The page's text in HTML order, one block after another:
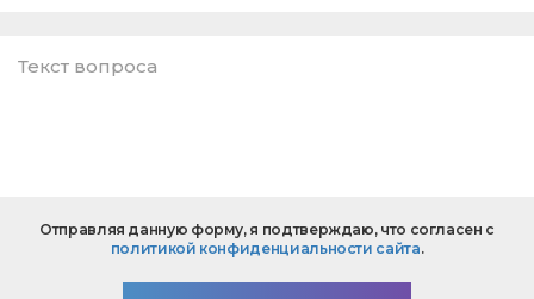
mail
вопроса
Отправляя данную форму, я подтверждаю, что согласен с
политикой конфиденциальности сайта.